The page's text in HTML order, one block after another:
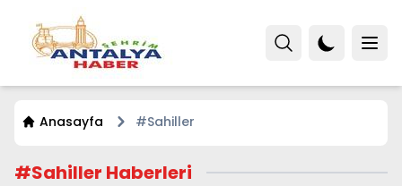
Anasayfa #Sahiller
#Sahiller Haberleri